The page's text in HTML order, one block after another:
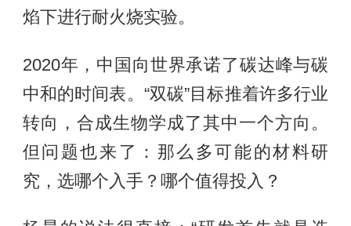
焰下进行耐火烧实验。
2020年，中国向世界承诺了碳达峰与碳
中和的时间表。“双碳”目标推着许多行业
转向，合成生物学成了其中一个方向。
但问题也来了：那么多可能的材料研
究，选哪个入手？哪个值得投入？